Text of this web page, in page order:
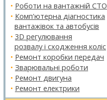
• Роботи на вантажній СТО
• Комп'ютерна діагностика
вантажівок та автобусів
• 3D регулювання
розвалу і сходження коліс
• Ремонт коробки передач
• Зварювальні роботи
• Ремонт двигуна
• Ремонт електрики